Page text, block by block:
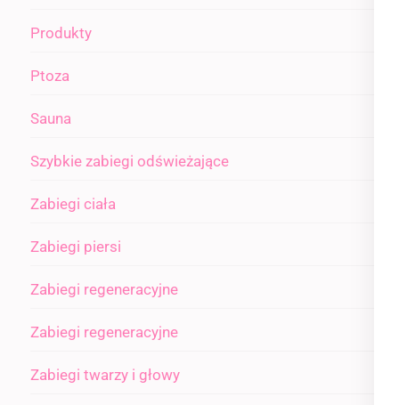
Produkty
Ptoza
Sauna
Szybkie zabiegi odświeżające
Zabiegi ciała
Zabiegi piersi
Zabiegi regeneracyjne
Zabiegi regeneracyjne
Zabiegi twarzy i głowy